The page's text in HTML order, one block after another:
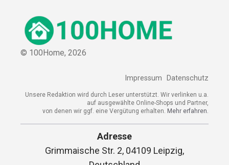
© 100Home, 2026
Impressum Datenschutz
Unsere Redaktion wird durch Leser unterstützt. Wir verlinken u.a.
auf ausgewählte Online-Shops und Partner,
von denen wir ggf. eine Vergütung erhalten. Mehr erfahren.
Adresse
Grimmaische Str. 2, 04109 Leipzig,